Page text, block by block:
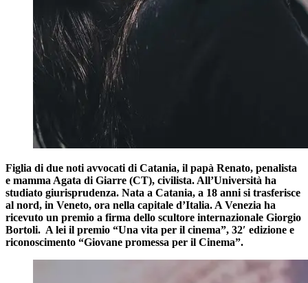
Figlia di due noti avvocati di Catania, il papà Renato, penalista
e mamma Agata di Giarre (CT), civilista. All’Università ha
studiato giurisprudenza. Nata a Catania, a 18 anni si trasferisce
al nord, in Veneto, ora nella capitale d’Italia. A Venezia ha
ricevuto un premio a firma dello scultore internazionale Giorgio
Bortoli. A lei il premio “Una vita per il cinema”, 32′ edizione e
riconoscimento “Giovane promessa per il Cinema”.